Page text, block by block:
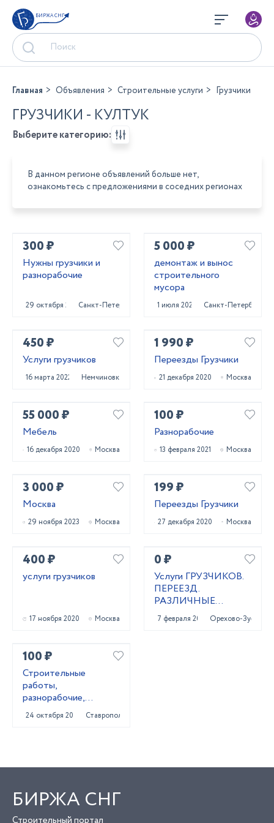
БИРЖА СНГ
Главная Объявления Строительные услуги Грузчики
ГРУЗЧИКИ - КУЛТУК
Выберите категорию:
В данном регионе объявлений больше нет,
ознакомьтесь с предложениями в соседних регионах
300 ₽
Нужны грузчики и
разнорабочие
29 октября 2023Санкт-Петербург
5 000 ₽
демонтаж и вынос
строительного
мусора
1 июля 2025 Санкт-Петербург
450 ₽
Услуги грузчиков
16 марта 2022 Немчиновка
1 990 ₽
Переезды Грузчики
21 декабря 2020 Москва
55 000 ₽
Мебель
16 декабря 2020 Москва
100 ₽
Разнорабочие
13 февраля 2021 Москва
3 000 ₽
Москва
29 ноября 2023 Москва
199 ₽
Переезды Грузчики
27 декабря 2020 Москва
400 ₽
услуги грузчиков
17 ноября 2020 Москва
0 ₽
Услуги ГРУЗЧИКОВ.
ПЕРЕЕЗД.
РАЗЛИЧНЫЕ
РАБОТЫ
7 февраля 2021 Орехово-Зуево
100 ₽
Строитeльныe
paботы,
разнорaбочиe,
рaбoчий нa чаc,
pабoчий нa пoлный
24 октября 2023 Ставрополь
БИРЖА СНГ